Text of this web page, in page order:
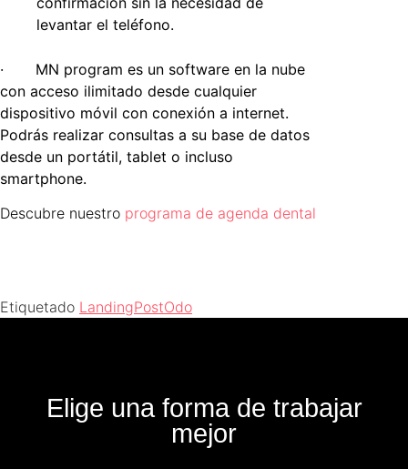
levantar el teléfono.
·
MN program es un software en la nube
con acceso ilimitado desde cualquier
dispositivo móvil con conexión a internet.
Podrás realizar consultas a su base de datos
desde un portátil, tablet o incluso
smartphone.
Descubre nuestro programa de agenda dental
Etiquetado LandingPostOdo
Elige una forma de trabajar
mejor